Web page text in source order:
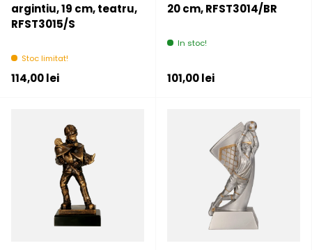
argintiu, 19 cm, teatru,
RFST3015/S
Stoc limitat!
Pret initial
114,00 lei
20 cm, RFST3014/BR
In stoc!
Pret initial
101,00 lei